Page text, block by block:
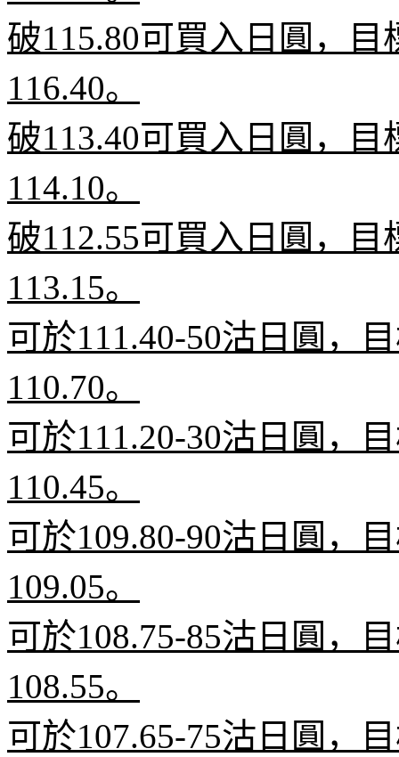
破115.80可買入日圓，目
116.40。
破113.40可買入日圓，目
114.10。
破112.55可買入日圓，目
113.15。
可於111.40-50沽日圓，
110.70。
可於111.20-30沽日圓，
110.45。
可於109.80-90沽日圓，
109.05。
可於108.75-85沽日圓，
108.55。
可於107.65-75沽日圓，